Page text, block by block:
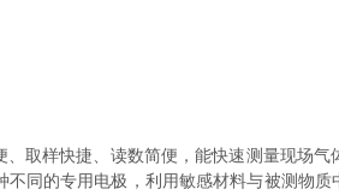
样快捷、读数简便，能快速测量现场气
同的专用电极，利用敏感材料与被测物